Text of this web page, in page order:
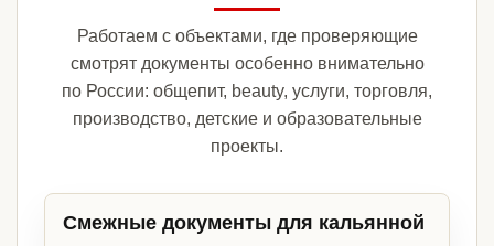
Работаем с объектами, где проверяющие
смотрят документы особенно внимательно
по России: общепит, beauty, услуги, торговля,
производство, детские и образовательные
проекты.
Смежные документы для кальянной